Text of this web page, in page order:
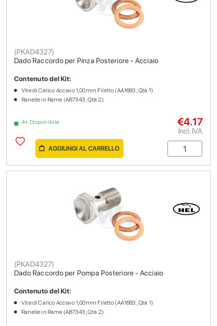
Dado Raccordo per Pinza Posteriore - Acciaio
(PKAD4327)
4+ Disponibile
Contenuto del Kit:
Vite di Carico Acciaio 1,00mm Filetto (AA1683 , Qtà 1)
Ranelle in Rame (AB7343 , Qtà 2)
€4.17
Incl. IVA
AGGIUNGI AL CARRELLO
Dado Raccordo per Pompa Posteriore - Acciaio
(PKAD4327)
Contenuto del Kit:
Vite di Carico Acciaio 1,00mm Filetto (AA1683 , Qtà 1)
Ranelle in Rame (AB7343 , Qtà 2)